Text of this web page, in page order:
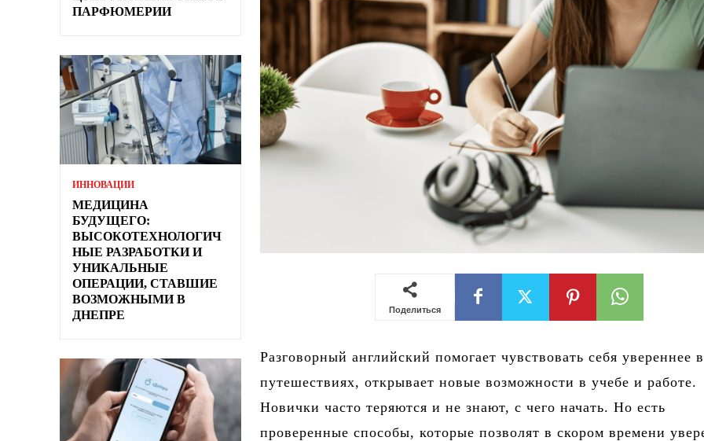
ПАРФЮМЕРИИ
ИННОВАЦИИ
МЕДИЦИНА
БУДУЩЕГО:
ВЫСОКОТЕХНОЛОГИЧ
НЫЕ РАЗРАБОТКИ И
УНИКАЛЬНЫЕ
ОПЕРАЦИИ, СТАВШИЕ
ВОЗМОЖНЫМИ В
ДНЕПРЕ
Поделиться
Разговорный английский помогает чувствовать себя увереннее в
путешествиях, открывает новые возможности в учебе и работе.
Новички часто теряются и не знают, с чего начать. Но есть
проверенные способы, которые позволят в скором времени